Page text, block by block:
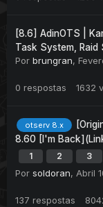
[8.6] AdinOTS |
Task System,
Por brungran,
0 respostas 1632
otserv 8.x
8.60 [I'm
1 2 3
Por soldoran, Abril
137 respostas